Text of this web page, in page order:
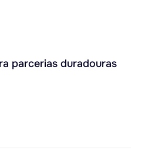
parcerias duradouras